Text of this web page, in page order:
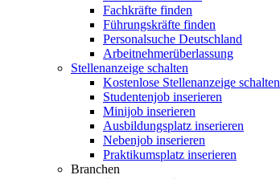
Fachkräfte finden
Führungskräfte finden
Personalsuche Deutschland
Arbeitnehmerüberlassung
Stellenanzeige schalten
Kostenlose Stellenanzeige schalten
Studentenjob inserieren
Minijob inserieren
Ausbildungsplatz inserieren
Nebenjob inserieren
Praktikumsplatz inserieren
Branchen